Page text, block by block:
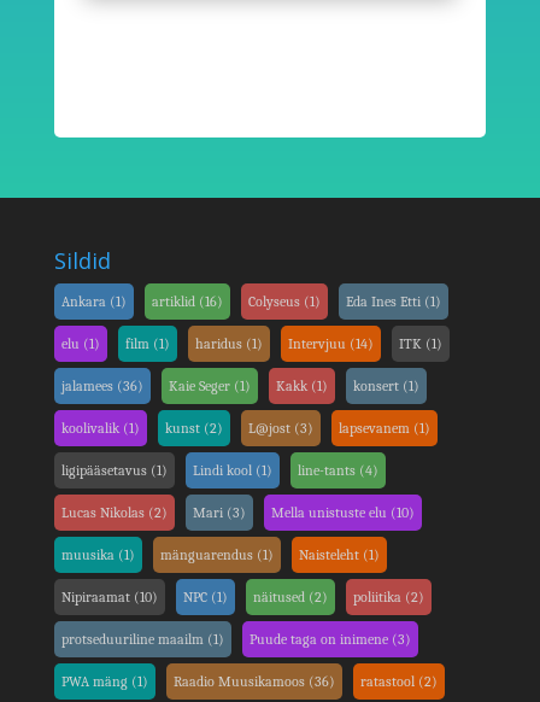
Sildid
Ankara(1) artiklid(16) Colyseus(1) Eda Ines Etti(1)
elu (1) film(1) haridus(1) Intervjuu (14) ITK(1)
jalamees(36) Kaie Seger(1) Kakk(1) konsert(1)
koolivalik(1) kunst(2) L@jost(3) lapsevanem(1)
ligipääsetavus(1) Lindi kool(1) line-tants(4)
Lucas Nikolas(2) Mari(3) Mella unistuste elu (10)
muusika(1) mänguarendus(1) Naisteleht(1)
Nipiraamat(10) NPC(1) näitused(2) poliitika(2)
protseduuriline maailm(1) Puude taga on inimene(3)
PWA mäng(1) Raadio Muusikamoos(36) ratastool(2)